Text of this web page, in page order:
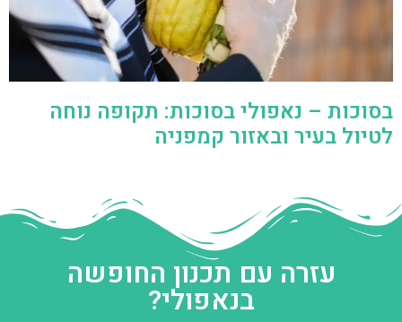
בסוכות – נאפולי בסוכות: תקופה נוחה
לטיול בעיר ובאזור קמפניה
עזרה עם תכנון החופשה
בנאפולי?